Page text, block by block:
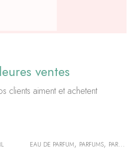
ventes
clients aiment et achetent
EAU DE PARFUM, PARFUMS, PARFUMS 100 ML